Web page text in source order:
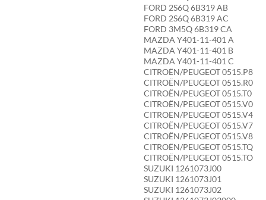
FORD 2S6Q 6B319 AB
FORD 2S6Q 6B319 AC
FORD 3M5Q 6B319 CA
MAZDA Y401-11-401 A
MAZDA Y401-11-401 B
MAZDA Y401-11-401 C
CITROËN/PEUGEOT 0515.P8
CITROËN/PEUGEOT 0515.R0
CITROËN/PEUGEOT 0515.T0
CITROËN/PEUGEOT 0515.V0
CITROËN/PEUGEOT 0515.V4
CITROËN/PEUGEOT 0515.V7
CITROËN/PEUGEOT 0515.V8
CITROËN/PEUGEOT 0515.TQ
CITROËN/PEUGEOT 0515.TO
SUZUKI 1261073J00
SUZUKI 1261073J01
SUZUKI 1261073J02